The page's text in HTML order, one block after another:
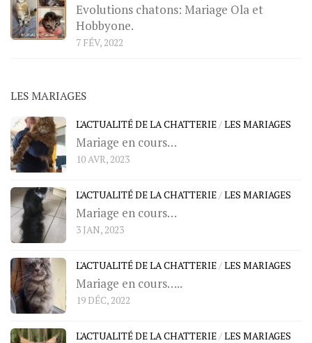
Evolutions chatons: Mariage Ola et
Hobbyone.
7 FÉV, 2022
LES MARIAGES
L'ACTUALITÉ DE LA CHATTERIE/LES MARIAGES
Mariage en cours…
10 AVR, 2023
L'ACTUALITÉ DE LA CHATTERIE/LES MARIAGES
Mariage en cours…
3 JAN, 2023
L'ACTUALITÉ DE LA CHATTERIE/LES MARIAGES
Mariage en cours…..
19 DÉC, 2022
L'ACTUALITÉ DE LA CHATTERIE/LES MARIAGES